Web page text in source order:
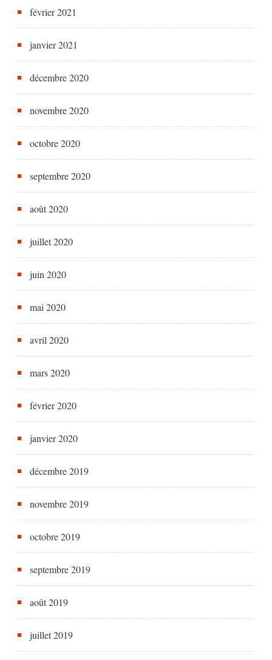
février 2021
janvier 2021
décembre 2020
novembre 2020
octobre 2020
septembre 2020
août 2020
juillet 2020
juin 2020
mai 2020
avril 2020
mars 2020
février 2020
janvier 2020
décembre 2019
novembre 2019
octobre 2019
septembre 2019
août 2019
juillet 2019